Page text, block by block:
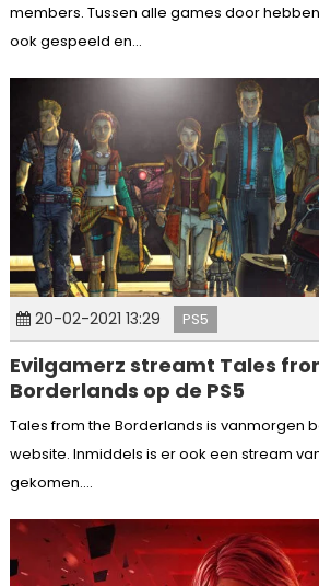
members. Tussen alle games door
ook gespeeld en...
20-02-2021 13:29 PS5
Evilgamerz streamt Tales
Borderlands op de PS5
Tales from the Borderlands is vanmorgen
website. Inmiddels is er ook een stream
gekomen....